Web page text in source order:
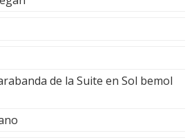
de la Suite en Sol bemol